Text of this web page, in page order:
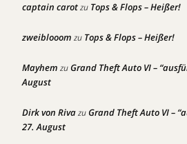
captain carotzu Tops & Flops – Heißer!
zweiblooom zu Tops & Flops – Heißer!
Mayhem zuGrand Theft Auto VI –
August
Dirk von RivazuGrand Theft Auto VI –
27. August